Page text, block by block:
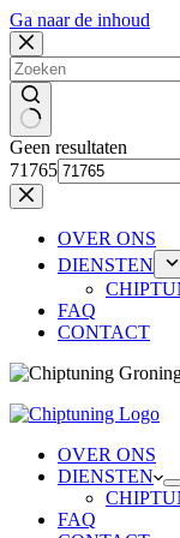
Ga naar de inhoud
Geen resultaten
71765
OVER ONS
DIENSTEN
FAQ
CONTACT
OVER ONS
DIENSTEN
FAQ